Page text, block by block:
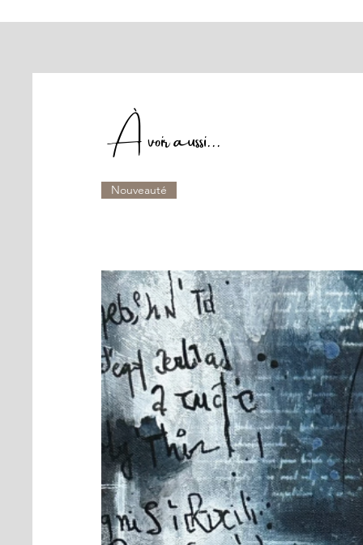
À voir aussi...
Nouveauté